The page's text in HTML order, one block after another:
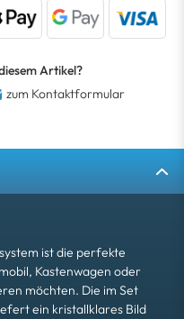
Artikel?
zum Kontaktformular
ist die perfekte
Kastenwagen oder
möchten. Die im Set
ein kristallklares Bild